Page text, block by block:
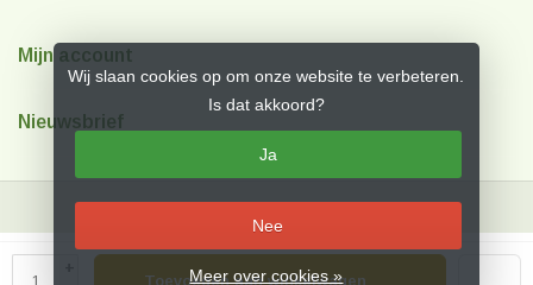
Toevoegen aan winkelwagen
Mijn account
Nieuwsbrief
Wij slaan cookies op om onze website te verbeteren.
Is dat akkoord?
Ja
Nee
Meer over cookies »
© Copyright 2026 MNH Scandinavian Design & Living - Theme by